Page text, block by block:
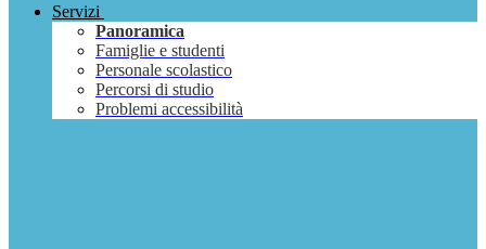
Servizi
Panoramica
Famiglie e studenti
Personale scolastico
Percorsi di studio
Problemi accessibilità